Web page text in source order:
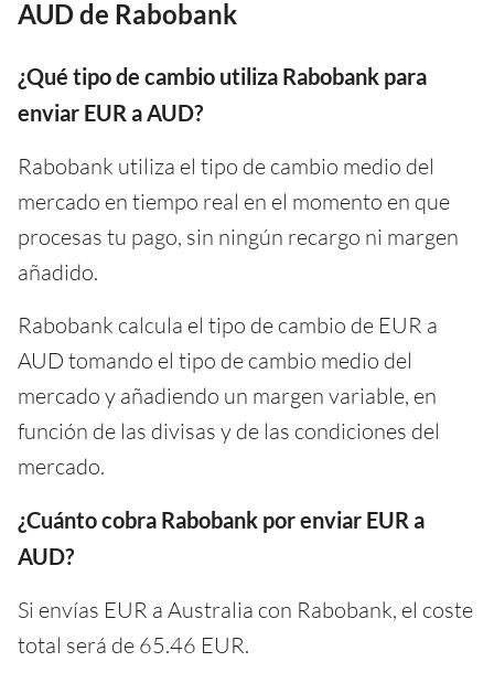
AUD de Rabobank
¿Qué tipo de cambio utiliza Rabobank para
enviar EUR a AUD?
Rabobank utiliza el tipo de cambio medio del
mercado en tiempo real en el momento en que
procesas tu pago, sin ningún recargo ni margen
añadido.
Rabobank calcula el tipo de cambio de EUR a
AUD tomando el tipo de cambio medio del
mercado y añadiendo un margen variable, en
función de las divisas y de las condiciones del
mercado.
¿Cuánto cobra Rabobank por enviar EUR a
AUD?
Si envías EUR a Australia con Rabobank, el coste
total será de 65.46 EUR.